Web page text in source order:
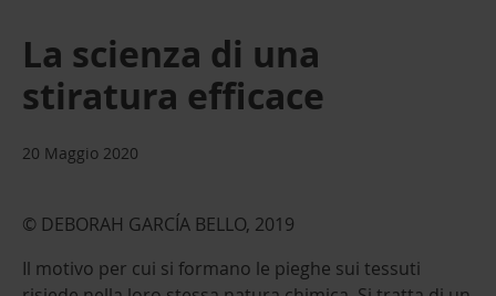
La scienza di una
stiratura efficace
20 Maggio 2020
© DEBORAH GARCÍA BELLO, 2019
Il motivo per cui si formano le pieghe sui tessuti